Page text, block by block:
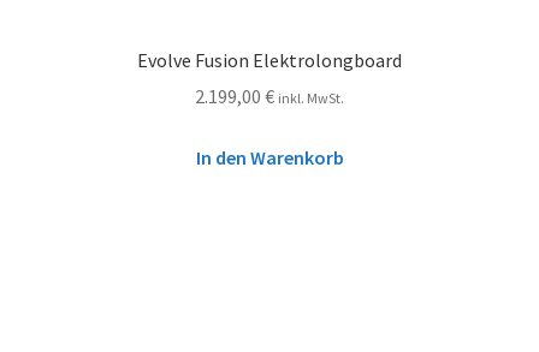
Evolve Fusion Elektrolongboard
2.199,00 € inkl. MwSt.
In den Warenkorb